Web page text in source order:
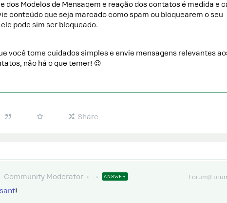
dos Modelos de Mensagem e reação dos contatos é medida e
conteúdo que seja marcado como spam ou bloquearem o seu
pode sim ser bloqueado.
você tome cuidados simples e envie mensagens relevantes
não há o que temer! 😉
Share
Community Moderator ANSWER
!